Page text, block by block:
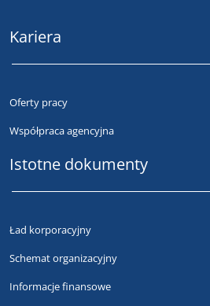
Kariera
Oferty pracy
Współpraca agencyjna
Istotne dokumenty
Ład korporacyjny
Schemat organizacyjny
Informacje finansowe